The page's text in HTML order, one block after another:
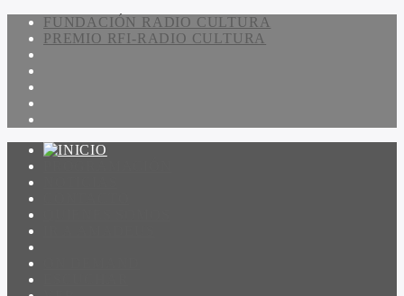
FUNDACIÓN RADIO CULTURA
PREMIO RFI-RADIO CULTURA